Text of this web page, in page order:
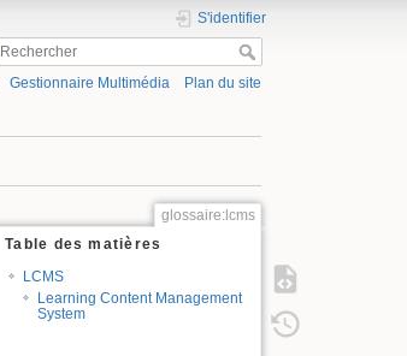
S'identifier
Gestionnaire Multimédia Plan du site
glossaire:lcms
Table des matières
LCMS
Learning Content Management
System